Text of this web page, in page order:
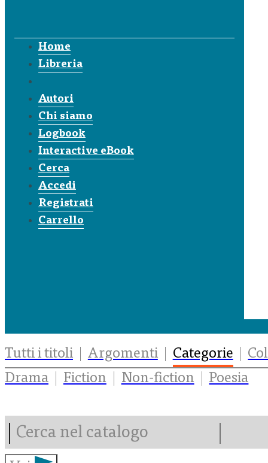
Home
Libreria
Autori
Chi siamo
Logbook
Interactive eBook
Cerca
Accedi
Registrati
Carrello
Tutti i titoli Argomenti Categorie
Drama
Fiction Non-fiction Poesia